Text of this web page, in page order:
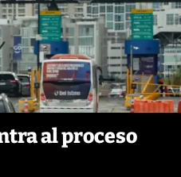
al proceso